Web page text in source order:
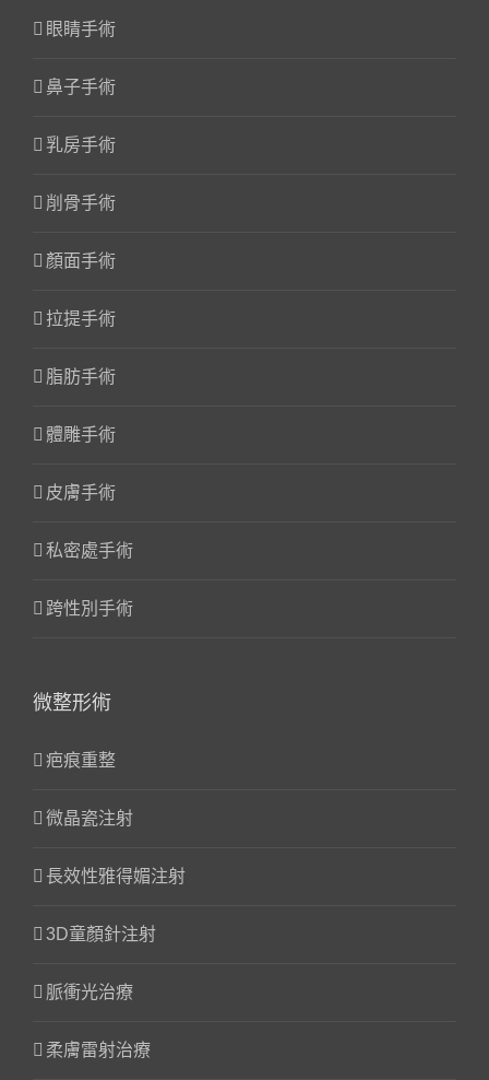
眼睛手術
鼻子手術
乳房手術
削骨手術
顏面手術
拉提手術
脂肪手術
體雕手術
皮膚手術
私密處手術
跨性別手術
微整形術
疤痕重整
微晶瓷注射
長效性雅得媚注射
3D童顏針注射
脈衝光治療
柔膚雷射治療